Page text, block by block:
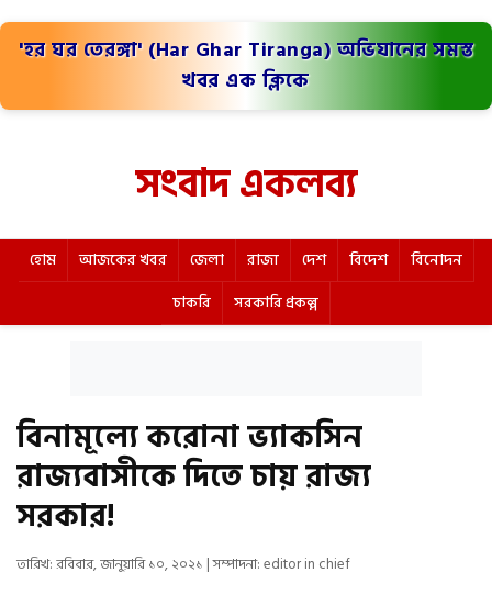
'হর ঘর তেরঙ্গা' (Har Ghar Tiranga) অভিযানের সমস্ত
খবর এক ক্লিকে
সংবাদ একলব্য
হোম আজকের খবর জেলা রাজ্য দেশ বিদেশ
বিনোদন
চাকরি
সরকারি প্রকল্প
বিনামূল‍্যে করোনা ভ‍্যাকসিন
রাজ‍্যবাসীকে দিতে চায় রাজ‍্য
সরকার!
তারিখ: রবিবার, জানুয়ারি ১০, ২০২১ | সম্পাদনা: editor in chief